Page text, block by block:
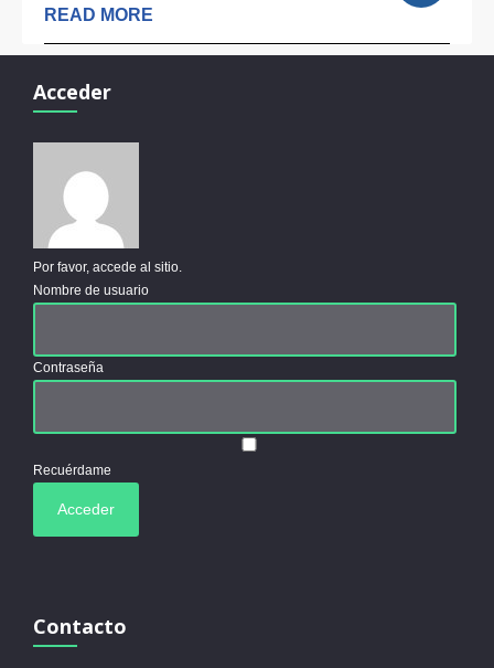
READ MORE
Acceder
Por favor, accede al sitio.
Nombre de usuario
Contraseña
Recuérdame
Contacto